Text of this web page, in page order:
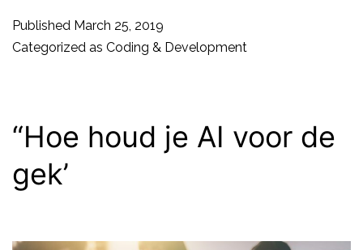
Published March 25, 2019
Categorized as Coding & Development
“Hoe houd je AI voor de
gek’